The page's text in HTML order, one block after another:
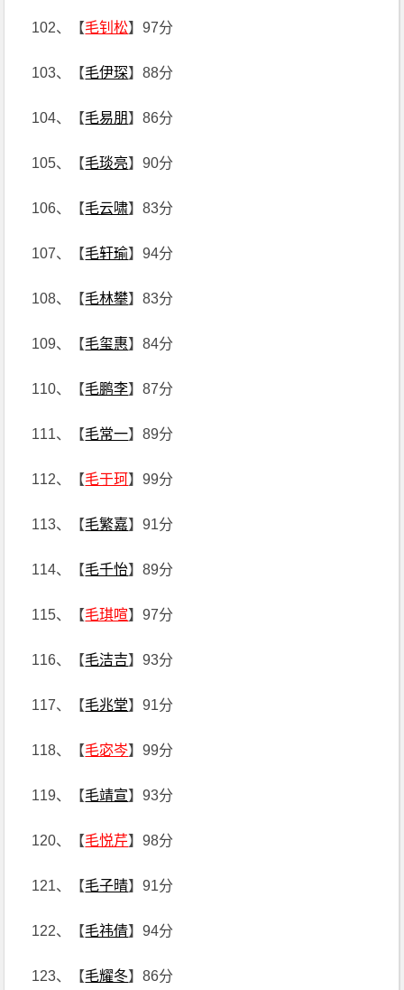
102、【毛钊松】97分
103、【毛伊琛】88分
104、【毛易朋】86分
105、【毛琰亮】90分
106、【毛云啸】83分
107、【毛轩瑜】94分
108、【毛林攀】83分
109、【毛玺惠】84分
110、【毛鹏李】87分
111、【毛常一】89分
112、【毛于珂】99分
113、【毛繁嘉】91分
114、【毛千怡】89分
115、【毛琪喧】97分
116、【毛洁吉】93分
117、【毛兆堂】91分
118、【毛宓岑】99分
119、【毛靖宣】93分
120、【毛悦芹】98分
121、【毛子晴】91分
122、【毛祎倩】94分
123、【毛耀冬】86分